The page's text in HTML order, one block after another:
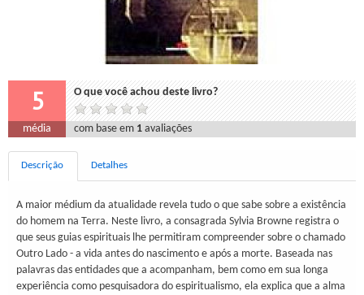
5 O que você achou deste livro?
média com base em 1 avaliações
Descrição Detalhes
A maior médium da atualidade revela tudo o que sabe sobre a existência
do homem na Terra. Neste livro, a consagrada Sylvia Browne registra o
que seus guias espirituais lhe permitiram compreender sobre o chamado
Outro Lado - a vida antes do nascimento e após a morte. Baseada nas
palavras das entidades que a acompanham, bem como em sua longa
experiência como pesquisadora do espiritualismo, ela explica que a alma